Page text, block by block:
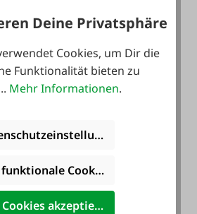
Atemschutzmaske
Tecwerk FFP2
Ab
1,72 €*
Deine Privatsphäre
Cookies, um Dir die
Funktionalität bieten zu
Mehr Informationen.
Cookies akzeptieren
akzeptieren